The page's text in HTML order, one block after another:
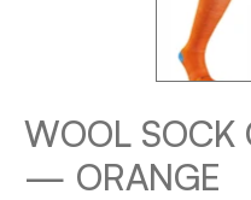
WOOL SOCK
— ORANGE